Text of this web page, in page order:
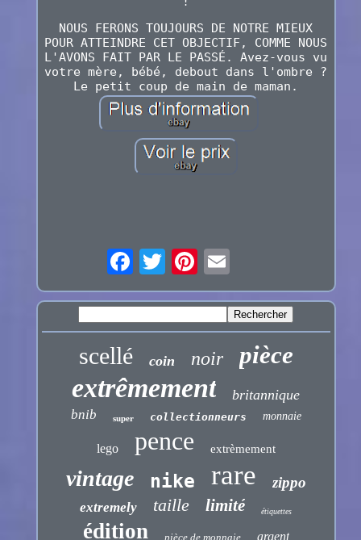
NOUS FERONS TOUJOURS DE NOTRE MIEUX
POUR ATTEINDRE CET OBJECTIF, COMME NOUS
L'AVONS FAIT PAR LE PASSÉ. Avez-vous vu
votre mère, bébé, debout dans l'ombre ?
Le petit coup de main de maman.
scellé coin noir pièce
extrêmement britannique
bnib super collectionneurs monnaie
lego pence extrèmement
vintage nike rare zippo
extremely taille limité étiquettes
édition pièce de monnaie argent